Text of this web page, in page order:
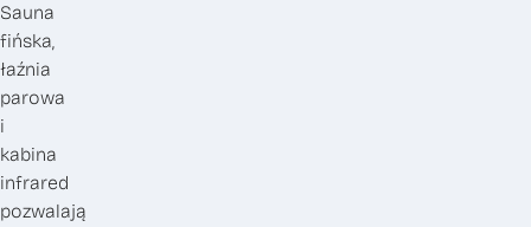
Sauna
fińska,
łaźnia
parowa
i
kabina
infrared
pozwalają